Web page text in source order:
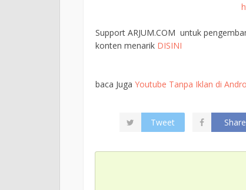
Support ARJUM.COM untuk
konten menarik DISINI
baca Juga Youtube Tanpa Iklan di
Tweet Share